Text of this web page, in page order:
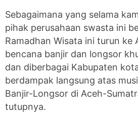
Sebagaimana yang selama
pihak perusahaan swasta ini
Ramadhan Wisata ini turun ke
bencana banjir dan longsor
dan diberbagai Kabupaten
berdampak langsung atas
Banjir-Longsor di Aceh-
tutupnya.